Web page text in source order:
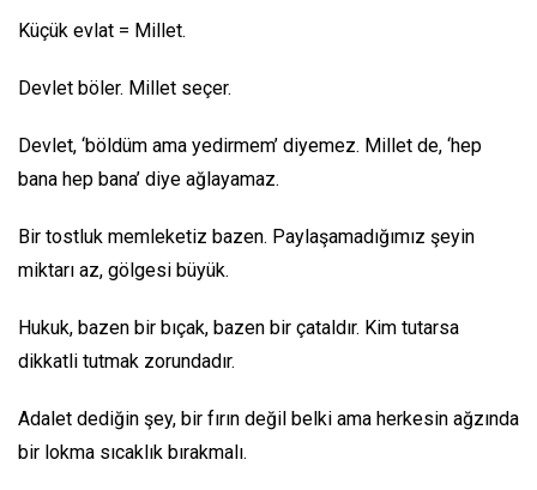
Küçük evlat = Millet.
Devlet böler. Millet seçer.
Devlet, ‘böldüm ama yedirmem’ diyemez. Millet de, ‘hep
bana hep bana’ diye ağlayamaz.
Bir tostluk memleketiz bazen. Paylaşamadığımız şeyin
miktarı az, gölgesi büyük.
Hukuk, bazen bir bıçak, bazen bir çataldır. Kim tutarsa
dikkatli tutmak zorundadır.
Adalet dediğin şey, bir fırın değil belki ama herkesin ağzında
bir lokma sıcaklık bırakmalı.